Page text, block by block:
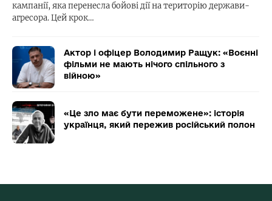
кампанії, яка перенесла бойові дії на територію держави-
агресора. Цей крок…
Актор і офіцер Володимир Ращук: «Воєнні
фільми не мають нічого спільного з
війною»
«Це зло має бути переможене»: історія
українця, який пережив російський полон